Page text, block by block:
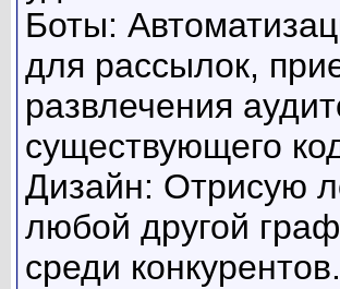
Боты:
для рассылок,
развлечения
существующего
Дизайн: Отрисую
любой другой
среди конкурентов.